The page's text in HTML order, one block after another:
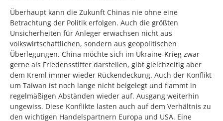
Überhaupt kann die Zukunft Chinas nie ohne eine
Betrachtung der Politik erfolgen. Auch die größten
Unsicherheiten für Anleger erwachsen nicht aus
volkswirtschaftlichen, sondern aus geopolitischen
Überlegungen. China möchte sich im Ukraine-Krieg zwar
gerne als Friedensstifter darstellen, gibt gleichzeitig aber
dem Kreml immer wieder Rückendeckung. Auch der Konflikt
um Taiwan ist noch lange nicht beigelegt und flammt in
regelmäßigen Abständen wieder auf. Ausgang weiterhin
ungewiss. Diese Konflikte lasten auch auf dem Verhältnis zu
den wichtigen Handelspartnern Europa und USA. Eine